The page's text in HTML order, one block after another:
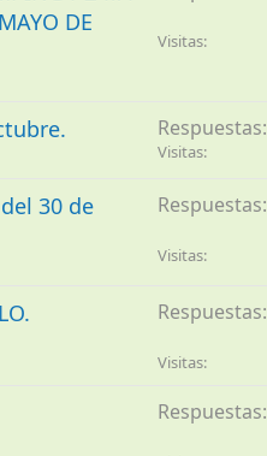
DE
Visitas
Respuestas
Visitas
30 de
Respuestas
Visitas
Respuestas
Visitas
Respuestas